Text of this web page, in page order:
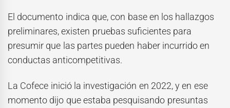
El documento indica que, con base en los hallazgos
preliminares, existen pruebas suficientes para
presumir que las partes pueden haber incurrido en
conductas anticompetitivas.
La Cofece inició la investigación en 2022, y en ese
momento dijo que estaba pesquisando presuntas